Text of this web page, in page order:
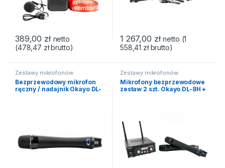
389,00 zł netto
(478,47 złbrutto)
1 267,00 zł netto (1
558,41 złbrutto)
Zestawy mikrofonów
bezprzewodowych
Bezprzewodowy mikrofon
ręczny / nadajnik Okayo DL-
Zestawy mikrofonów
bezprzewodowych
Mikrofony bezprzewodowe
zestaw 2 szt. Okayo DL-8H +